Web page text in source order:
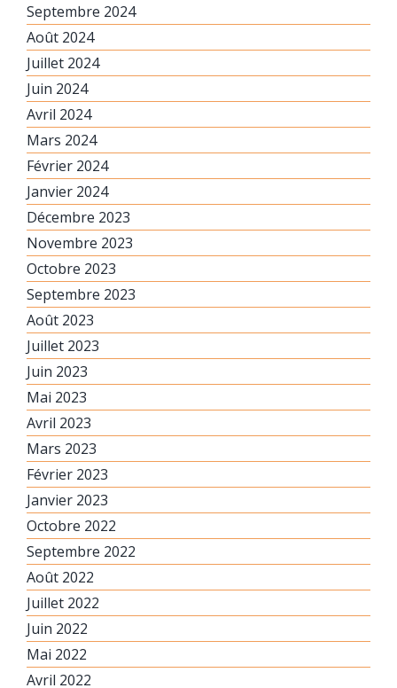
Septembre 2024
Août 2024
Juillet 2024
Juin 2024
Avril 2024
Mars 2024
Février 2024
Janvier 2024
Décembre 2023
Novembre 2023
Octobre 2023
Septembre 2023
Août 2023
Juillet 2023
Juin 2023
Mai 2023
Avril 2023
Mars 2023
Février 2023
Janvier 2023
Octobre 2022
Septembre 2022
Août 2022
Juillet 2022
Juin 2022
Mai 2022
Avril 2022